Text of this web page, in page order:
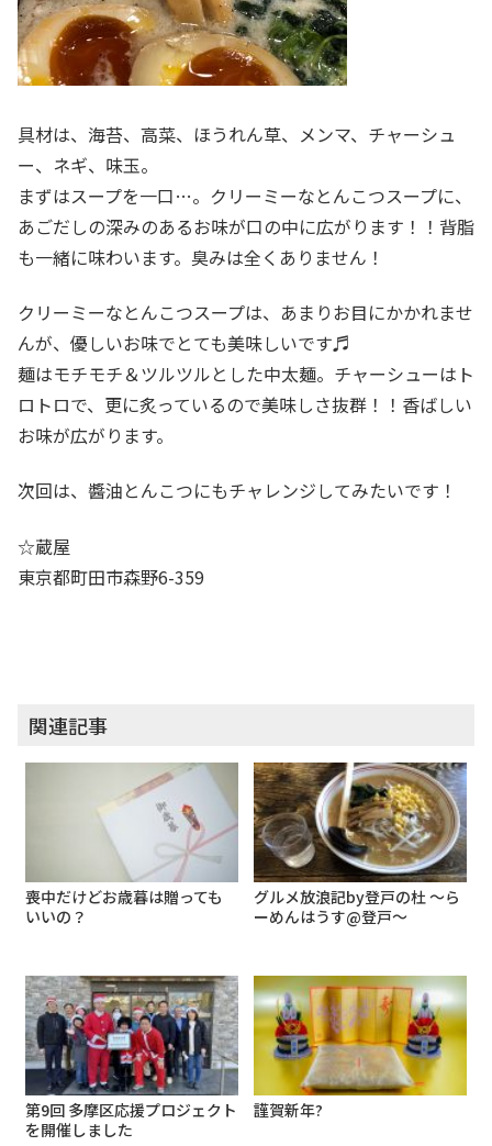
具材は、海苔、高菜、ほうれん草、メンマ、チャーシュ
ー、ネギ、味玉。
まずはスープを一口…。クリーミーなとんこつスープに、
あごだしの深みのあるお味が口の中に広がります！！背脂
も一緒に味わいます。臭みは全くありません！
クリーミーなとんこつスープは、あまりお目にかかれませ
んが、優しいお味でとても美味しいです♬
麺はモチモチ＆ツルツルとした中太麺。チャーシューはト
ロトロで、更に炙っているので美味しさ抜群！！香ばしい
お味が広がります。
次回は、醬油とんこつにもチャレンジしてみたいです！
☆蔵屋
東京都町田市森野6-359
関連記事
喪中だけどお歳暮は贈っても
いいの？
グルメ放浪記by登戸の杜 ～ら
ーめんはうす@登戸～
第9回 多摩区応援プロジェクト
を開催しました
謹賀新年?